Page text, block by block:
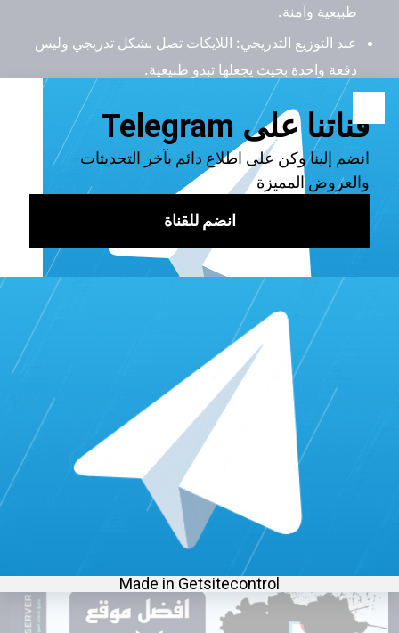
طبيعية وآمنة.
عند التوزيع التدريجي: اللايكات تصل بشكل تدريجي وليس
دفعة واحدة بحيث يجعلها تبدو طبيعية.
بدون طلب معلومات حساسة:
الخدمة لا تطلب منك كلمة
المرور أو أي معلومات خاصة، فقط رابط الفيديو.
متى تكون غير آمنة؟
إذا كانت من مواقع غير موثوقة تستخدم بوتات أو حسابات
إذا سببت تفاعل غير متوازن (مثلاً 10 آلاف لايك ولا تعليق أو
مشاهدة).
نعم، زيادة لايكات تيك توك آمنة بشرط الاعتماد
الخدمة تتم بأسلوب طبيعي.
افضل موقع لزيادة لايكات تيك توك